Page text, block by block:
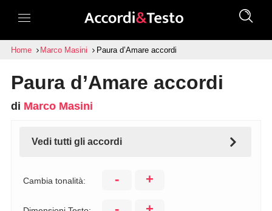
Home Marco Masini Paura d’Amare accordi
Paura d’Amare accordi
di Marco Masini
Vedi tutti gli accordi
Cambia tonalità: - +